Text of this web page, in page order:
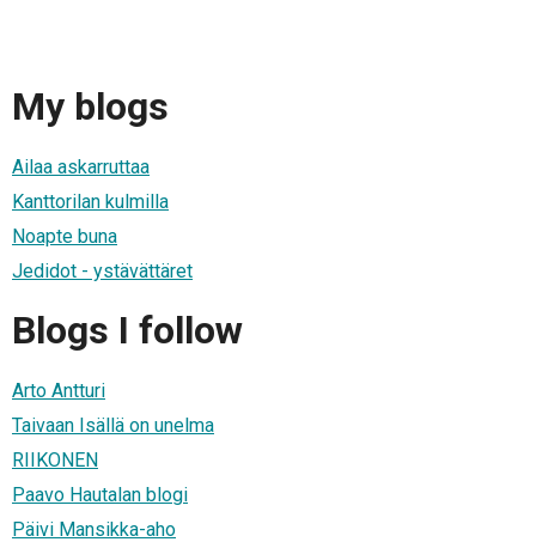
My blogs
Ailaa askarruttaa
Kanttorilan kulmilla
Noapte buna
Jedidot - ystävättäret
Blogs I follow
Arto Antturi
Taivaan Isällä on unelma
RIIKONEN
Paavo Hautalan blogi
Päivi Mansikka-aho